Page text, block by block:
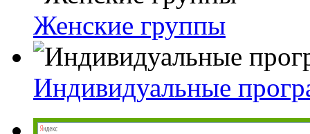
Женские группы
Индивидуальные